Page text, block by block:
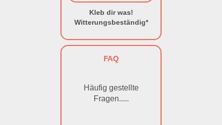
Kleb dir was!
Witterungsbeständig*
FAQ
Häufig gestellte
Fragen.....